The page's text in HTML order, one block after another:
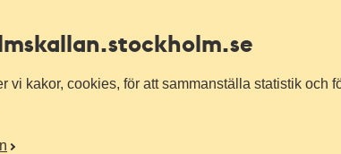
.stockholm.se
vi kakor, cookies, för att sammanställa statistik och